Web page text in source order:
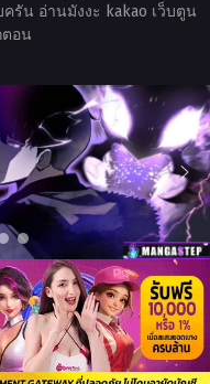
รัน อ่านมังงะ kakao เว็บตูน
ตอน